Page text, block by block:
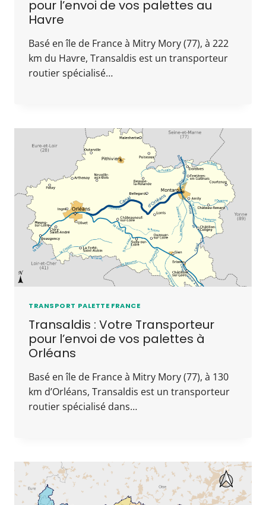
pour l’envoi de vos palettes au
Havre
Basé en île de France à Mitry Mory (77), à 222
km du Havre, Transaldis est un transporteur
routier spécialisé…
TRANSPORT PALETTE FRANCE
Transaldis : Votre Transporteur
pour l’envoi de vos palettes à
Orléans
Basé en île de France à Mitry Mory (77), à 130
km d’Orléans, Transaldis est un transporteur
routier spécialisé dans…